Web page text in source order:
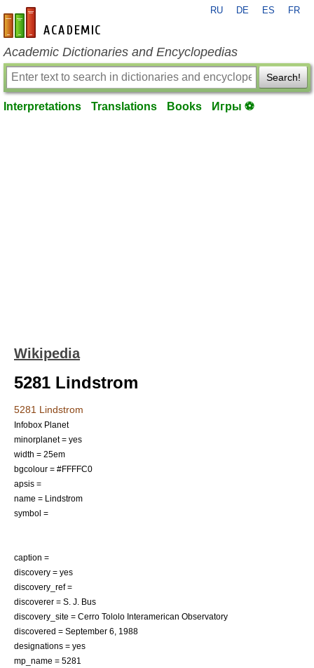
en-academic.com
RU DE ES FR
Academic Dictionaries and Encyclopedias
Search!
Interpretations Translations Books Игры ⚽
Wikipedia
5281 Lindstrom
5281 Lindstrom
Infobox Planet
minorplanet = yes
width = 25em
bgcolour = #FFFFC0
apsis =
name = Lindstrom
symbol =
caption =
discovery = yes
discovery_ref =
discoverer = S. J. Bus
discovery_site = Cerro Tololo Interamerican Observatory
discovered = September 6
1988
designations = yes
mp_name = 5281